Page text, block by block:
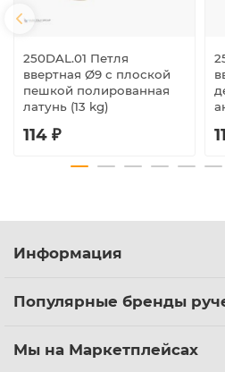
250DAL.01 Петля
ввертная Ø9 с плоской
пешкой полированная
латунь (13 kg)
114 ₽
Информация
Популярные бренды
Мы на Маркетплейсах